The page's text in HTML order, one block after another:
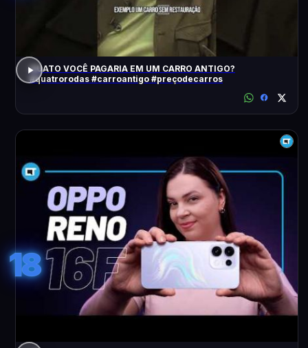
QUATO VOCÊ PAGARIA EM UM CARRO ANTIGO?
#quatrorodas #carroantigo #preçodecarros
18